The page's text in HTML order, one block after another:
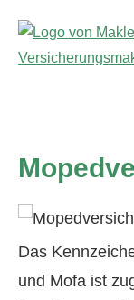
Das
und Mofa ist